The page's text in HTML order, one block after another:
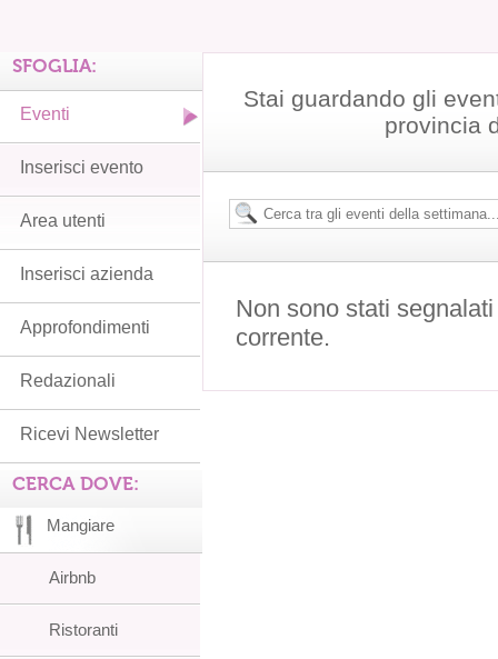
Stai guardando gli
provincia
Non sono stati
corrente.
SFOGLIA:
Eventi
Inserisci evento
Area utenti
Inserisci azienda
Approfondimenti
Redazionali
Ricevi Newsletter
CERCA DOVE:
Mangiare
Airbnb
Ristoranti